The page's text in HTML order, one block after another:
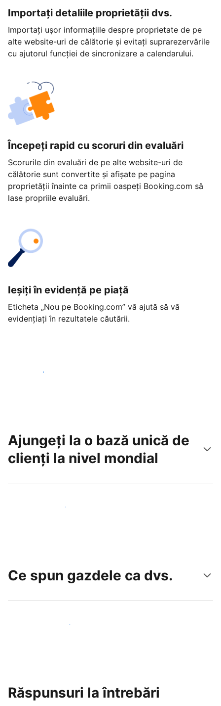
Importați detaliile proprietății dvs.
Importați ușor informațiile despre proprietate de pe
alte website-uri de călătorie și evitați suprarezervările
cu ajutorul funcției de sincronizare a calendarului.
Începeți rapid cu scoruri din evaluări
Scorurile din evaluări de pe alte website-uri de
călătorie sunt convertite și afișate pe pagina
proprietății înainte ca primii oaspeți Booking.com să
lase propriile evaluări.
Ieșiți în evidență pe piață
Eticheta „Nou pe Booking.com” vă ajută să vă
evidențiați în rezultatele căutării.
Începeți astăzi
Ajungeți la o bază unică de
clienți la nivel mondial
Atrageți noi oaspeți astăzi
Ce spun gazdele ca dvs.
Alăturați-vă gazdelor ca dvs.
Răspunsuri la întrebări